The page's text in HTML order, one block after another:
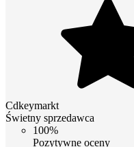
Cdkeymarkt
Świetny sprzedawca
100%
Pozytywne oceny